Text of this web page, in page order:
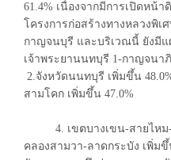
61.4% เนื่องจากมีการเปิดหน้
โครงการก่อสร้างทางหลวงพิเ
กาญจนบุรี และบริเวณนี้ ยังมี
เจ้าพระยานนทบุรี 1-กาญจนา
2.จังหวัดนนทบุรี เพิ่มขึ้น
สามโคก เพิ่มขึ้น 47.0%
4. เขตบางเขน-สายไหม-
คลองสามวา-ลาดกระบัง เพิ่ม